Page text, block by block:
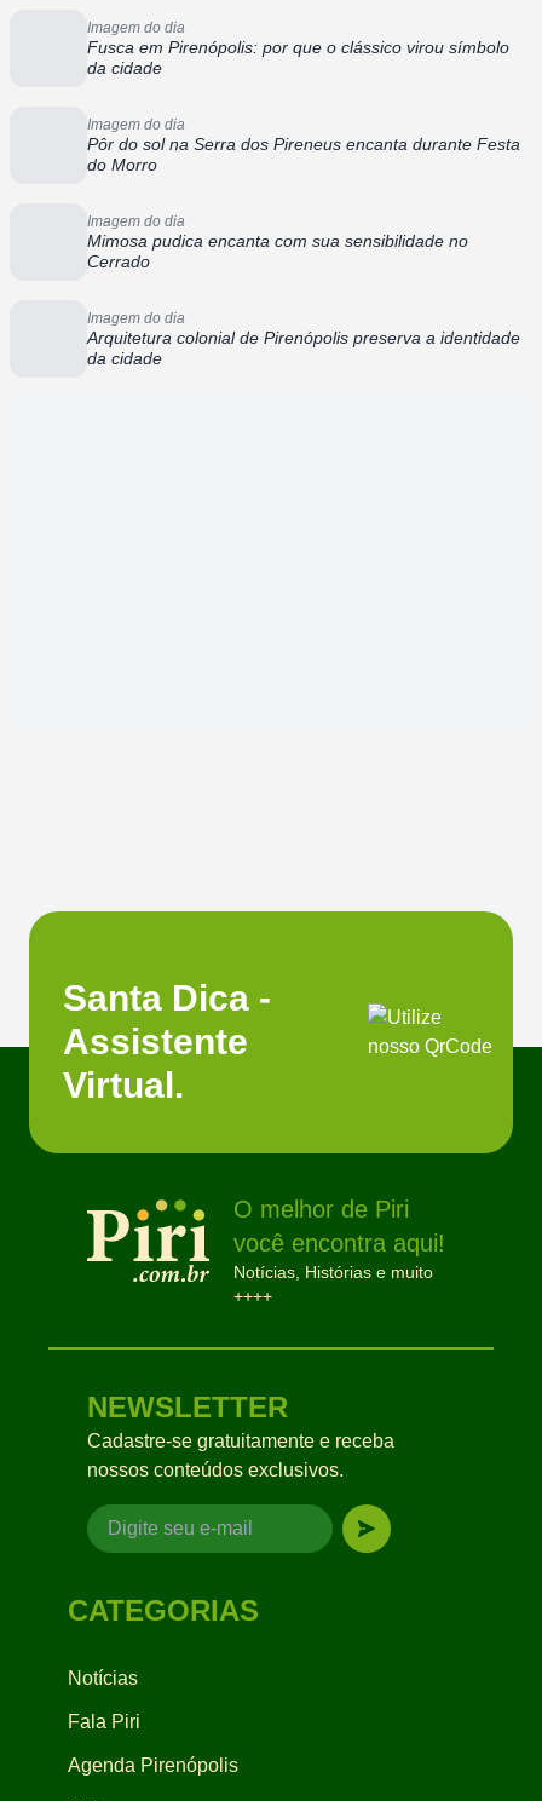
Imagem do dia
Fusca em Pirenópolis: por que o clássico virou símbolo
da cidade
Imagem do dia
Pôr do sol na Serra dos Pireneus encanta durante Festa
do Morro
Imagem do dia
Mimosa pudica encanta com sua sensibilidade no
Cerrado
Imagem do dia
Arquitetura colonial de Pirenópolis preserva a identidade
da cidade
Santa Dica -
Assistente
Virtual.
O melhor de Piri
você encontra aqui!
Notícias, Histórias e muito
++++
NEWSLETTER
Cadastre-se gratuitamente e receba
nossos conteúdos exclusivos.
CATEGORIAS
Notícias
Fala Piri
Agenda Pirenópolis